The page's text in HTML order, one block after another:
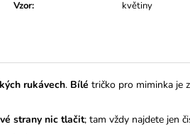
Vzor: květiny
rukávech. Bílé tričko pro miminka je
strany nic tlačit; tam vždy najdete jen